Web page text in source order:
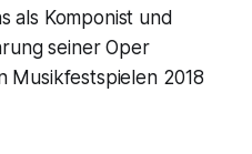
als Komponist und
seiner Oper
Musikfestspielen 2018